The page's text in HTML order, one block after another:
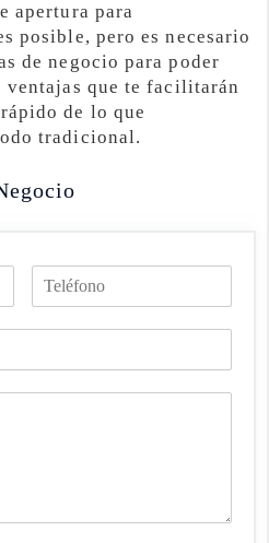
apertura para
posible, pero es necesario
de negocio para poder
ventajas que te facilitarán
de lo que
tradicional.